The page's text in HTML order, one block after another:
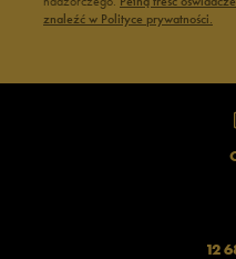
znaleźć w Polityce prywatności.
12